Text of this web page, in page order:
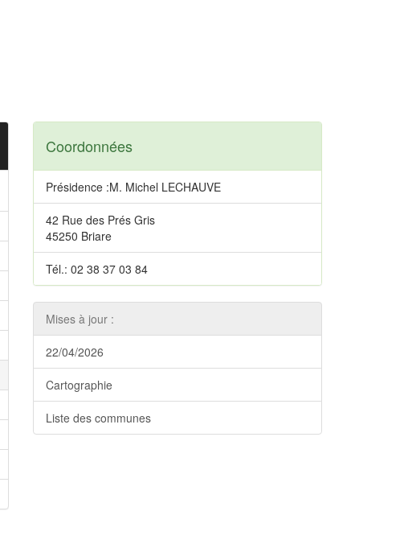
Coordonnées
Présidence :M. Michel LECHAUVE
42 Rue des Prés Gris
45250 Briare
Tél.: 02 38 37 03 84
Mises à jour :
22/04/2026
Cartographie
Liste des communes